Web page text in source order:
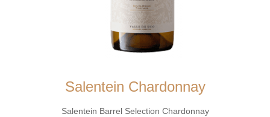
Salentein Chardonnay
Salentein Barrel Selection Chardonnay